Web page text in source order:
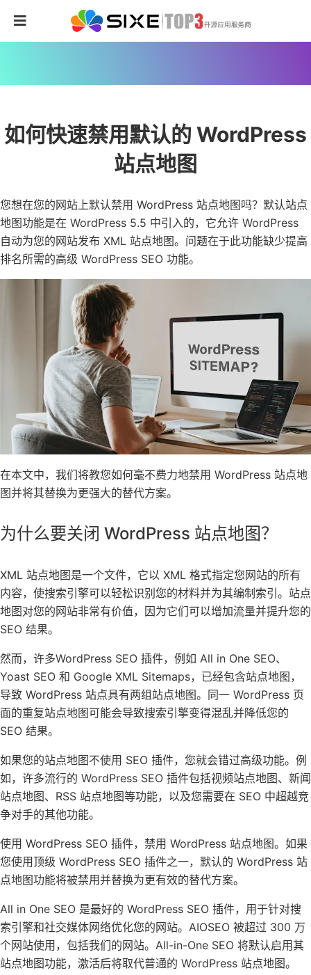
如何快速禁用默认的 WordPress
站点地图
您想在您的网站上默认禁用 WordPress 站点地图吗？默认站点
地图功能是在 WordPress 5.5 中引入的，它允许 WordPress
自动为您的网站发布 XML 站点地图。问题在于此功能缺少提高
排名所需的高级 WordPress SEO 功能。
在本文中，我们将教您如何毫不费力地禁用 WordPress 站点地
图并将其替换为更强大的替代方案。
为什么要关闭 WordPress 站点地图？
XML 站点地图是一个文件，它以 XML 格式指定您网站的所有
内容，使搜索引擎可以轻松识别您的材料并为其编制索引。站点
地图对您的网站非常有价值，因为它们可以增加流量并提升您的
SEO 结果。
然而，许多WordPress SEO 插件，例如 All in One SEO、
Yoast SEO 和 Google XML Sitemaps，已经包含站点地图，
导致 WordPress 站点具有两组站点地图。同一 WordPress 页
面的重复站点地图可能会导致搜索引擎变得混乱并降低您的
SEO 结果。
如果您的站点地图不使用 SEO 插件，您就会错过高级功能。例
如，许多流行的 WordPress SEO 插件包括视频站点地图、新闻
站点地图、RSS 站点地图等功能，以及您需要在 SEO 中超越竞
争对手的其他功能。
使用 WordPress SEO 插件，禁用 WordPress 站点地图。如果
您使用顶级 WordPress SEO 插件之一，默认的 WordPress 站
点地图功能将被禁用并替换为更有效的替代方案。
All in One SEO 是最好的 WordPress SEO 插件，用于针对搜
索引擎和社交媒体网络优化您的网站。AIOSEO 被超过 300 万
个网站使用，包括我们的网站。All-in-One SEO 将默认启用其
站点地图功能，激活后将取代普通的 WordPress 站点地图。